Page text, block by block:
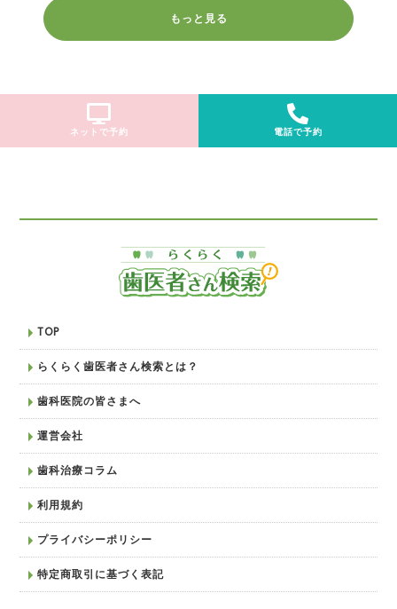
もっと見る
ネットで予約 電話で予約
TOP
らくらく歯医者さん検索とは？
歯科医院の皆さまへ
運営会社
歯科治療コラム
利用規約
プライバシーポリシー
特定商取引に基づく表記